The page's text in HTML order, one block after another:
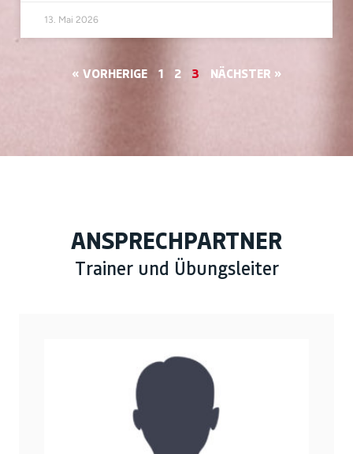
13. Mai 2026
« VORHERIGE 1 2 3 NÄCHSTER »
ANSPRECHPARTNER
Trainer und Übungsleiter